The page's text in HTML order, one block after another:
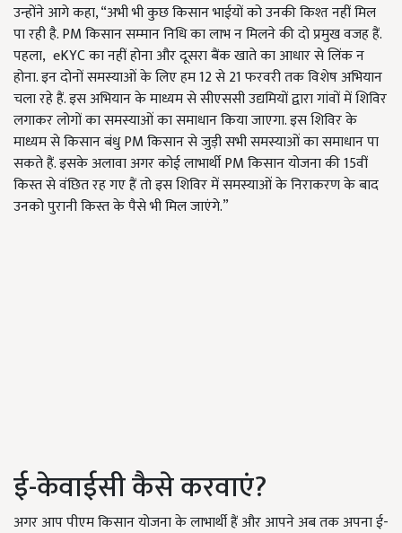
उन्होंने आगे कहा, “अभी भी कुछ किसान भाईयों को उनकी किश्त नहीं मिल
पा रही है. PM किसान सम्मान निधि का लाभ न मिलने की दो प्रमुख वजह हैं.
पहला, eKYC का नहीं होना और दूसरा बैंक खाते का आधार से लिंक न
होना. इन दोनों समस्याओं के लिए हम 12 से 21 फरवरी तक विशेष अभियान
चला रहे हैं. इस अभियान के माध्यम से सीएससी उद्यमियों द्वारा गांवों में शिविर
लगाकर लोगों का समस्याओं का समाधान किया जाएगा. इस शिविर के
माध्यम से किसान बंधु PM किसान से जुड़ी सभी समस्याओं का समाधान पा
सकते हैं. इसके अलावा अगर कोई लाभार्थी PM किसान योजना की 15वीं
किस्त से वंछित रह गए हैं तो इस शिविर में समस्याओं के निराकरण के बाद
उनको पुरानी किस्त के पैसे भी मिल जाएंगे.”
ई-केवाईसी कैसे करवाएं?
अगर आप पीएम किसान योजना के लाभार्थी हैं और आपने अब तक अपना ई-